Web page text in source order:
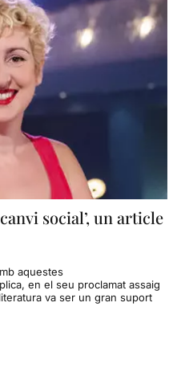
social’, un article
aquestes
en el seu proclamat assaig
va ser un gran suport